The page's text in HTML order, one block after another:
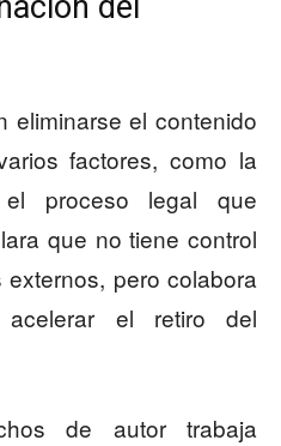
eliminarse el contenido
factores, como la
proceso legal que
que no tiene control
pero colabora
acelerar el retiro del
de autor trabaja